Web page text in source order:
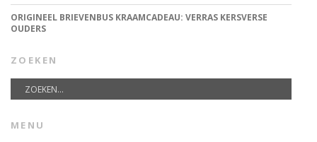
ORIGINEEL BRIEVENBUS KRAAMCADEAU: VERRAS KERSVERSE
OUDERS
ZOEKEN
MENU